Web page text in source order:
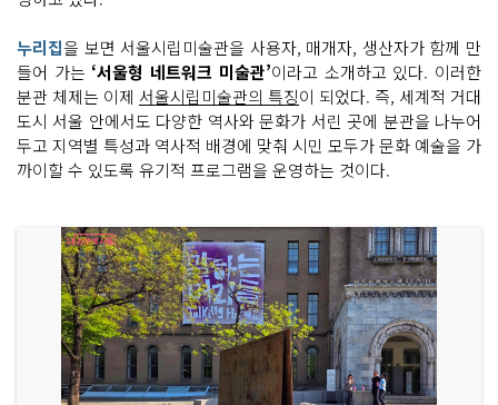
누리집을 보면 서울시립미술관을 사용자, 매개자, 생산자가 함께 만
들어 가는 ‘서울형 네트워크 미술관’이라고 소개하고 있다. 이러한
분관 체제는 이제 서울시립미술관의 특징이 되었다. 즉, 세계적 거대
도시 서울 안에서도 다양한 역사와 문화가 서린 곳에 분관을 나누어
두고 지역별 특성과 역사적 배경에 맞춰 시민 모두가 문화 예술을 가
까이할 수 있도록 유기적 프로그램을 운영하는 것이다.